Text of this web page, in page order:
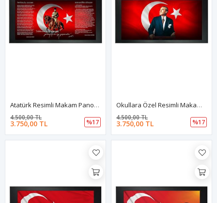
Atatürk Resimli Makam Panosu
3.750,00 TL
4.500,00 TL
%17
Okullara Özel Resimli Makam Arkalığı
3.750,00 TL
4.500,00 TL
%17